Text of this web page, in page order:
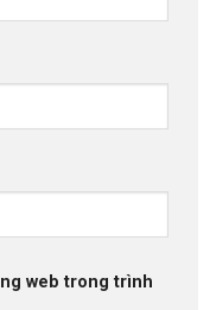
web trong trình